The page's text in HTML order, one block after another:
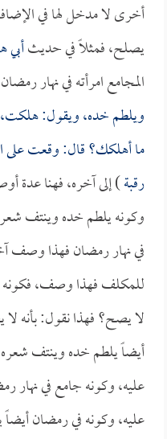
أخرى لا مدخل لها في
يصلح، فمثلاً في حديثأبي
المجامع امرأته في نهار
ويلطم خده، ويقول: هلكت،
ما أهلكك؟ قال: وقعت على
رقبة) إلى آخره، فهنا عدة
وكونه يلطم خده وينتف
في نهار رمضان فهذا وصف
للمكلف فهذا وصف، فكونه
لا يصح؟ فهذا نقول: بأنه لا
أيضاً يلطم خده وينتف
عليه، وكونه جامع في
عليه، وكونه في رمضان